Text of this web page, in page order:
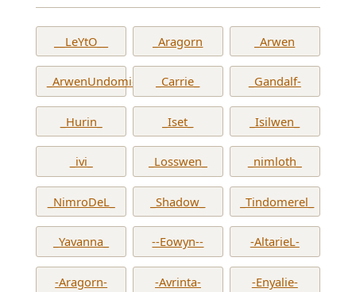
__LeYtO__ _Aragorn _Arwen
_ArwenUndomiel_ _Carrie_ _Gandalf-
_Hurin_ _Iset_ _Isilwen_
_ivi_ _Losswen_ _nimloth_
_NimroDeL_ _Shadow_ _Tindomerel_
_Yavanna_ --Eowyn-- -AltarieL-
-Aragorn- -Avrinta- -Enyalie-